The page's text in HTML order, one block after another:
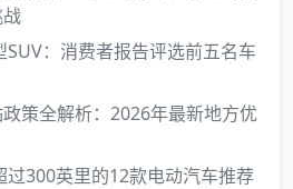
：消费者报告评选前五名车
策全解析：2026年最新地方优
300英里的12款电动汽车推荐